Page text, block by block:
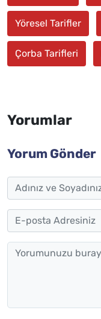
Yöresel Tarifler
Çorba Tarifleri
Yorumlar
Yorum Gönder